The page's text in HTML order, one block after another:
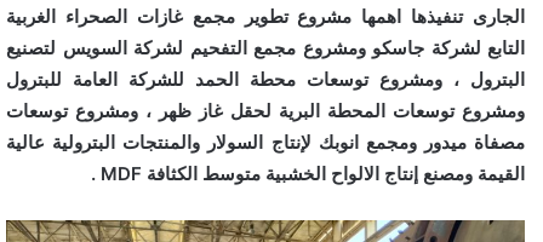
الجارى تنفيذها اهمها مشروع تطوير مجمع غازات الصحراء الغربية
التابع لشركة جاسكو ومشروع مجمع التفحيم لشركة السويس لتصنيع
البترول ، ومشروع توسعات محطة الحمد للشركة العامة للبترول
ومشروع توسعات المحطة البرية لحقل غاز ظهر ، ومشروع توسعات
مصفاة ميدور ومجمع انوبك لإنتاج السولار والمنتجات البترولية عالية
القيمة ومصنع إنتاج الالواح الخشبية متوسط الكثافة MDF .